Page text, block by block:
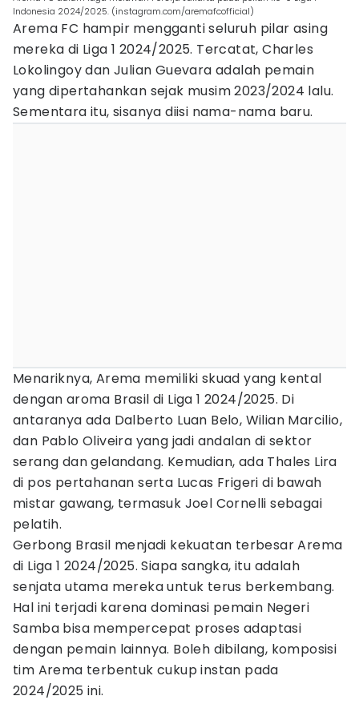
Indonesia 2024/2025. (instagram.com/aremafcofficial)
Arema FC hampir mengganti seluruh pilar asing
mereka di Liga 1 2024/2025. Tercatat, Charles
Lokolingoy dan Julian Guevara adalah pemain
yang dipertahankan sejak musim 2023/2024 lalu.
Sementara itu, sisanya diisi nama-nama baru.
Menariknya, Arema memiliki skuad yang kental
dengan aroma Brasil di Liga 1 2024/2025. Di
antaranya ada Dalberto Luan Belo, Wilian Marcilio,
dan Pablo Oliveira yang jadi andalan di sektor
serang dan gelandang. Kemudian, ada Thales Lira
di pos pertahanan serta Lucas Frigeri di bawah
mistar gawang, termasuk Joel Cornelli sebagai
pelatih.
Gerbong Brasil menjadi kekuatan terbesar Arema
di Liga 1 2024/2025. Siapa sangka, itu adalah
senjata utama mereka untuk terus berkembang.
Hal ini terjadi karena dominasi pemain Negeri
Samba bisa mempercepat proses adaptasi
dengan pemain lainnya. Boleh dibilang, komposisi
tim Arema terbentuk cukup instan pada
2024/2025 ini.